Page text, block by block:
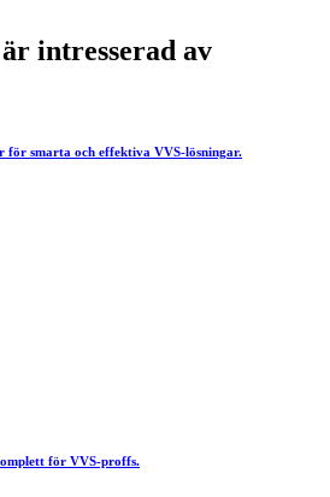
intresserad av
för smarta och effektiva VVS-lösningar.
för VVS-proffs.